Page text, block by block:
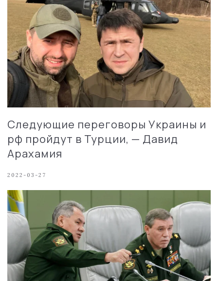
Следующие переговоры Украины и
рф пройдут в Турции, — Давид
Арахамия
2022-03-27